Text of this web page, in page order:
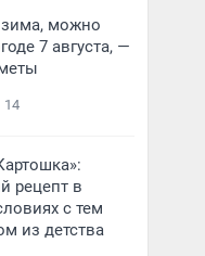
зима, можно
7 августа, —
14
рецепт в
с тем
из детства